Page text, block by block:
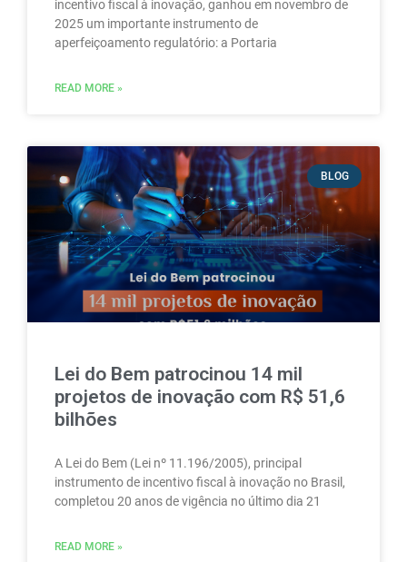
incentivo fiscal à inovação, ganhou em novembro de
2025 um importante instrumento de
aperfeiçoamento regulatório: a Portaria
READ MORE »
BLOG
Lei do Bem patrocinou 14 mil
projetos de inovação com R$ 51,6
bilhões
A Lei do Bem (Lei nº 11.196/2005), principal
instrumento de incentivo fiscal à inovação no Brasil,
completou 20 anos de vigência no último dia 21
READ MORE »